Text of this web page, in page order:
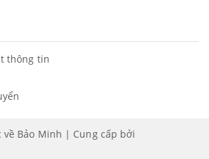
thông tin
Bảo Minh | Cung cấp bởi